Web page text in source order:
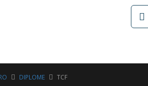
DIPLOME TCF